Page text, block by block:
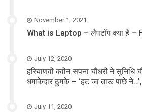
November 1, 2021
What is Laptop – लैपटॉप क्या है –
July 12, 2020
हरियाणवी क्वीन सपना चौधरी ने सुनिधि
धमाकेदार ठुमके – ‘हट जा ताऊ पाछे
July 11, 2020